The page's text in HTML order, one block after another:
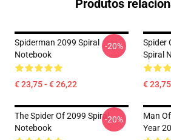
Produtos
Spiderman 2099 Spiral
Notebook
€ 23,75 - € 26,22
-20%
Spider
Spiral
€
The Spider Of 2099 Spiral
Notebook
-20%
Man
Year